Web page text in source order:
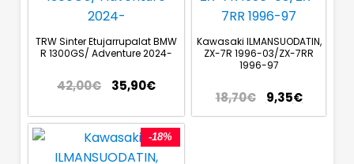
TRW Sinter Etujarrupalat BMW
R 1300GS/ Adventure 2024-
42,00€ 35,90€
Kawasaki ILMANSUODATIN,
ZX-7R 1996-03/ZX-7RR
1996-97
18,70€ 9,35€
-18%